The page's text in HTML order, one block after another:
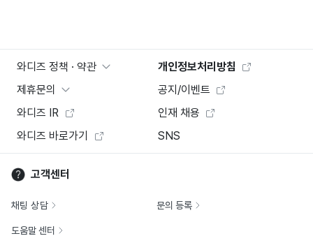
와디즈 정책 · 약관
개인정보처리방침
제휴문의
공지/이벤트
와디즈 IR
인재 채용
와디즈 바로가기
SNS
고객센터
채팅 상담 문의 등록
도움말 센터